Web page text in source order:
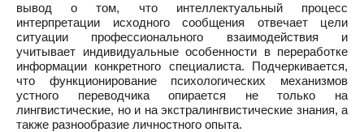
вывод о том, что интеллектуальный процесс
интерпретации исходного сообщения отвечает цели
ситуации профессионального взаимодействия и
учитывает индивидуальные особенности в переработке
информации конкретного специалиста. Подчеркивается,
что функционирование психологических механизмов
устного переводчика опирается не только на
лингвистические, но и на экстралингвистические знания, а
также разнообразие личностного опыта.